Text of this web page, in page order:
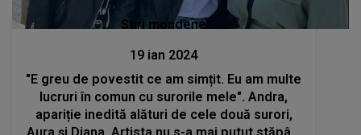
Stiri mondene
19 ian 2024
"E greu de povestit ce am simțit. Eu am multe
lucruri în comun cu surorile mele". Andra,
apariție inedită alături de cele două surori,